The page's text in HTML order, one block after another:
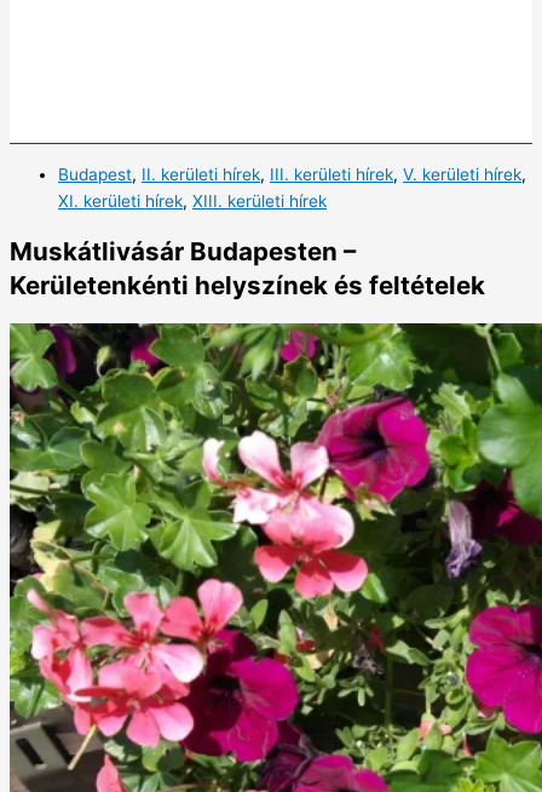
Budapest, II. kerületi hírek, III. kerületi hírek, V. kerületi hírek,
XI. kerületi hírek, XIII. kerületi hírek
Muskátlivásár Budapesten –
Kerületenkénti helyszínek és feltételek